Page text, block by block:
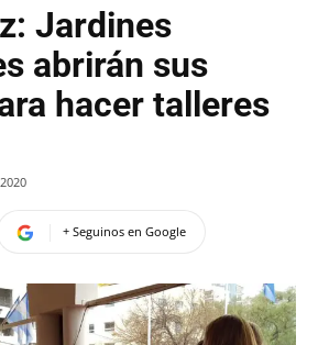
Jardines
abrirán sus
hacer talleres
+ Seguinos en Google